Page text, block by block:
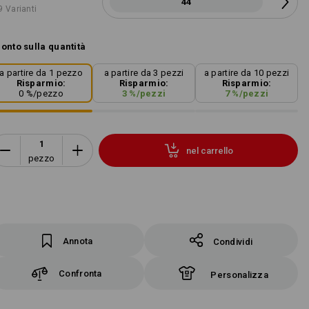
Varianti
sulla quantità
a partire da 1 pezzo
Risparmio:
0 %/pezzo
a partire da 3 pezzi
Risparmio:
3%/pezzi
a partire da 10 pezzi
Risparmio:
7%/pezzi
pezzo
nel carrello
Annota Condividi
Confronta Personalizza